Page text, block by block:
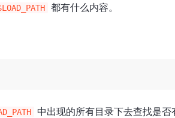
都有什么内容。
中出现的所有目录下去查找是否